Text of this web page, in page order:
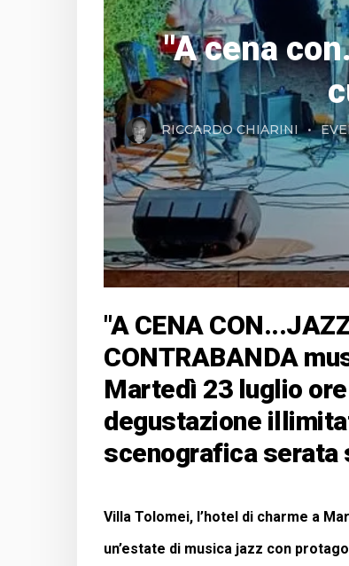
"A cena
RICCARDO CHIARINI
"A CENA
CONTRABANDA
Martedì 23 luglio
degustazione
scenografica serata
Villa Tolomei, l’hotel di charme a
un’estate di musica jazz con